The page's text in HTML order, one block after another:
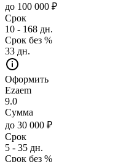
до 100 000 ₽
Срок
10 - 168 дн.
Срок без %
33 дн.
Оформить
Ezaem
9.0
Сумма
до 30 000 ₽
Срок
5 - 35 дн.
Срок без %